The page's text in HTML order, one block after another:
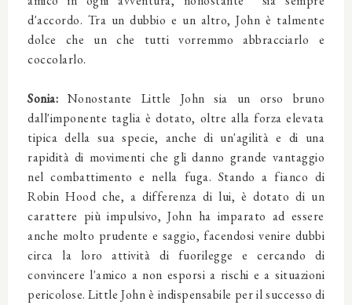
d'accordo. Tra un dubbio e un altro, John è talmente
dolce che un che tutti vorremmo abbracciarlo e
coccolarlo.
Sonia: Nonostante Little John sia un orso bruno
dall'imponente taglia è dotato, oltre alla forza elevata
tipica della sua specie, anche di un'agilità e di una
rapidità di movimenti che gli danno grande vantaggio
nel combattimento e nella fuga. Stando a fianco di
Robin Hood che, a differenza di lui, è dotato di un
carattere più impulsivo, John ha imparato ad essere
anche molto prudente e saggio, facendosi venire dubbi
circa la loro attività di fuorilegge e cercando di
convincere l'amico a non esporsi a rischi e a situazioni
pericolose. Little John è indispensabile per il successo di